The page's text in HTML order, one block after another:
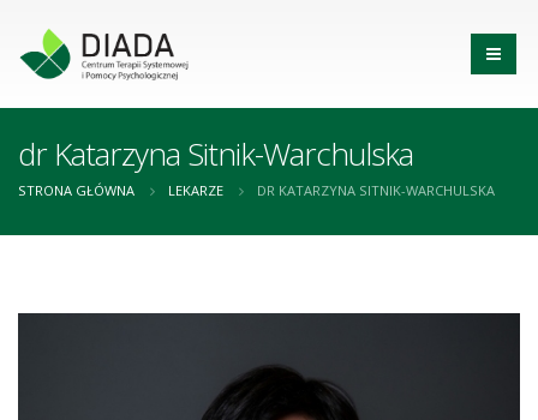
dr Katarzyna Sitnik-Warchulska
STRONA GŁÓWNA LEKARZE DR KATARZYNA SITNIK-WARCHULSKA